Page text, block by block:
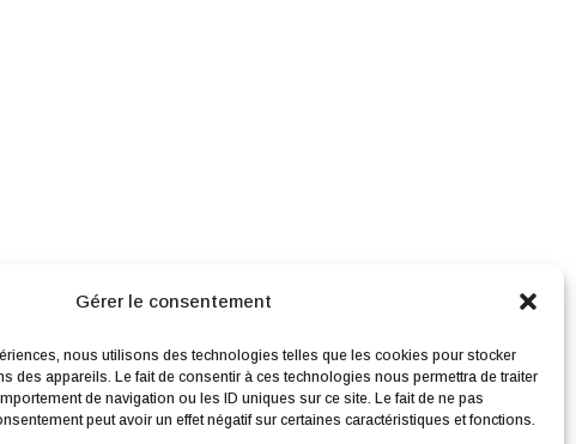
Gérer le consentement
nous utilisons des technologies telles que les cookies pour stocker
des appareils. Le fait de consentir à ces technologies nous permettra de traiter
de navigation ou les ID uniques sur ce site. Le fait de ne pas
peut avoir un effet négatif sur certaines caractéristiques et fonctions.